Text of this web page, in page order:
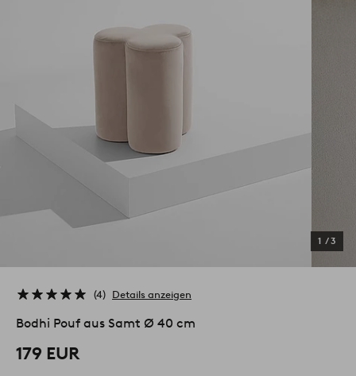
1 /3
4 Details anzeigen
Bodhi Pouf aus Samt Ø 40 cm
179 EUR